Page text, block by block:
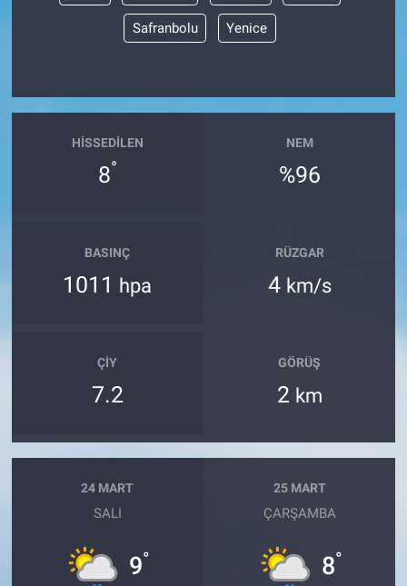
Safranbolu Yenice
HISSEDILEN
8°
NEM
%96
BASINÇ
1011 hpa
RÜZGAR
4 km/s
ÇIY
7.2
GÖRÜŞ
2 km
24 MART
SALI
9°
25 MART
ÇARŞAMBA
8°